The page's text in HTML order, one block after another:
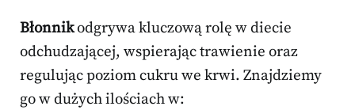
Błonnikodgrywa kluczową rolę w diecie
odchudzającej, wspierając trawienie oraz
regulując poziom cukru we krwi. Znajdziemy
go w dużych ilościach w: